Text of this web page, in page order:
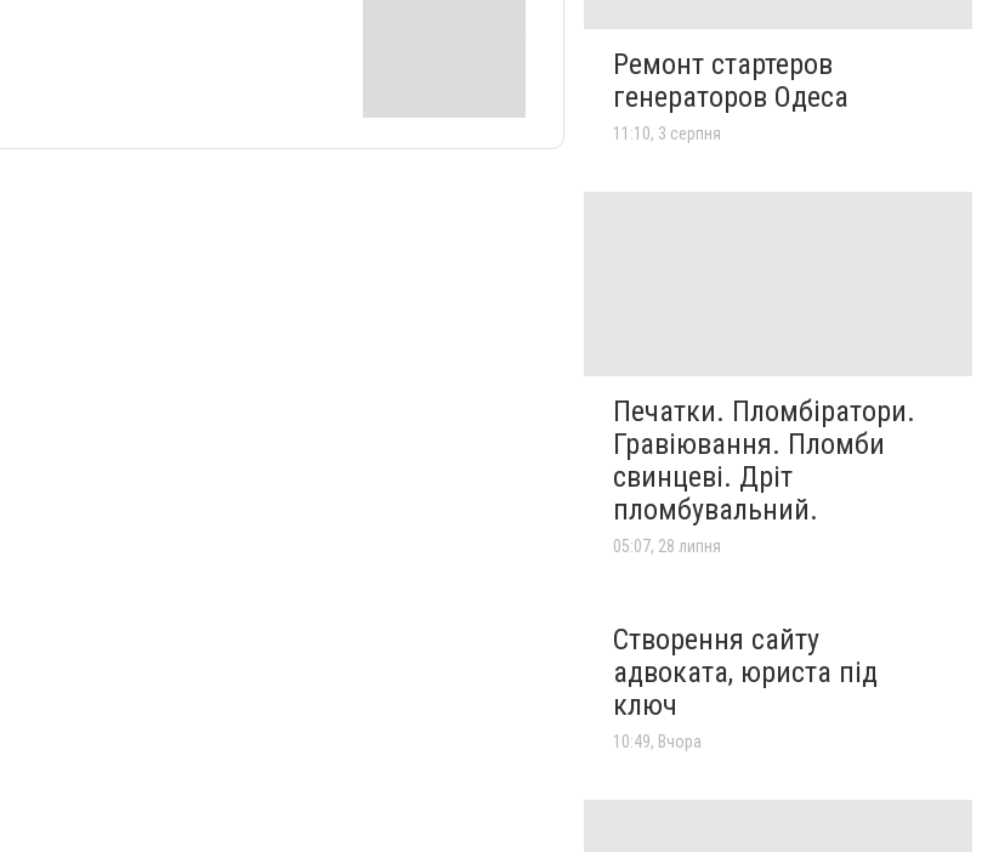
Ремонт стартеров
генераторов Одеса
11:10, 3 серпня
Печатки. Пломбіратори.
Гравіювання. Пломби
свинцеві. Дріт
пломбувальний.
05:07, 28 липня
Створення сайту
адвоката, юриста під
ключ
10:49, Вчора